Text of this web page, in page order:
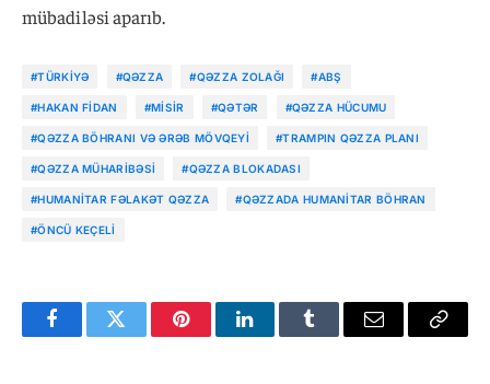
mübadiləsi aparıb.
#TÜRKIYƏ #QƏZZA #QƏZZA ZOLAĞI #ABŞ
#HAKAN FIDAN #MISIR #QƏTƏR #QƏZZA HÜCUMU
#QƏZZA BÖHRANI VƏ ƏRƏB MÖVQEYI #TRAMPIN QƏZZA PLANI
#QƏZZA MÜHARIBƏSI #QƏZZA BLOKADASI
#HUMANITAR FƏLAKƏT QƏZZA #QƏZZADA HUMANITAR BÖHRAN
#ÖNCÜ KEÇELI
FacebookTwitter PinterestLinkedInTumblr Email
Copy